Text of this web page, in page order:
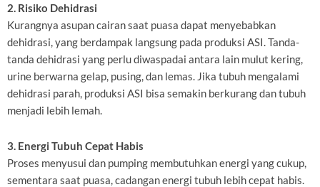
2. Risiko Dehidrasi
Kurangnya asupan cairan saat puasa dapat menyebabkan
dehidrasi, yang berdampak langsung pada produksi ASI. Tanda-
tanda dehidrasi yang perlu diwaspadai antara lain mulut kering,
urine berwarna gelap, pusing, dan lemas. Jika tubuh mengalami
dehidrasi parah, produksi ASI bisa semakin berkurang dan tubuh
menjadi lebih lemah.
3. Energi Tubuh Cepat Habis
Proses menyusui dan pumping membutuhkan energi yang cukup,
sementara saat puasa, cadangan energi tubuh lebih cepat habis.